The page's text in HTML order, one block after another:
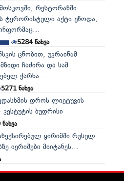
რესტორანში
ტერორისტული აქტი უწოდა,
5284ნახვა
ცნობით, უკრაინამ
ჩაძირა და სამ
ქარხა...
5271ნახვა
დროს ლიეტუვის
ბუდრისი
ნახვა
ყირიმში რუსულ
იერიშები მიიტანეს...